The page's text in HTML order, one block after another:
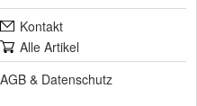
Kontakt
Alle Artikel
AGB & Datenschutz